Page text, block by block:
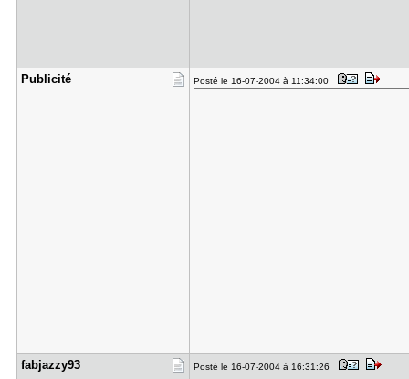
Publicité Posté le 16-07-2004 à 11:34:00
fabjazzy93 Posté le 16-07-2004 à 16:31:26